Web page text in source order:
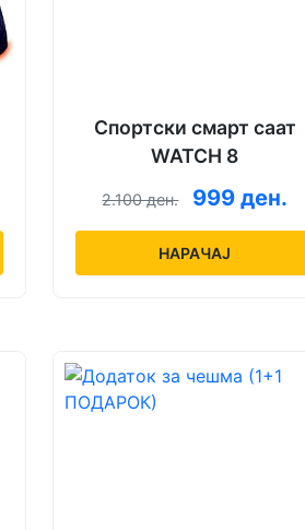
Спортски смарт саат
WATCH 8
2.100 ден. 999 ден.
НАРАЧАЈ